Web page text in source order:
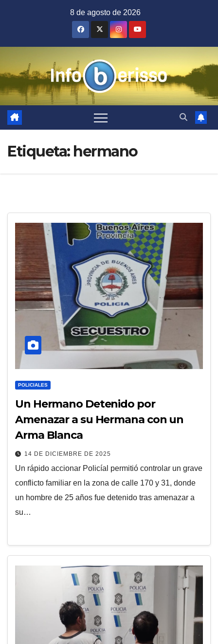
8 de agosto de 2026
Etiqueta: hermano
POLICIALES
Un Hermano Detenido por
Amenazar a su Hermana con un
Arma Blanca
14 DE DICIEMBRE DE 2025
Un rápido accionar Policíal permitió controlar un grave
conflicto familiar en la zona de calle 170 y 31, donde
un hombre de 25 años fue detenido tras amenazar a
su…